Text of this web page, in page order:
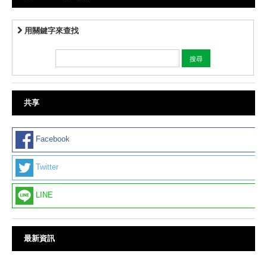
用關鍵字來查找
共享
Facebook
Twitter
LINE
最新資訊